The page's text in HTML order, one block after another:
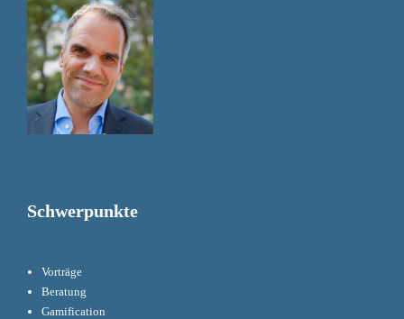
Schwerpunkte
Vorträge
Beratung
Gamification